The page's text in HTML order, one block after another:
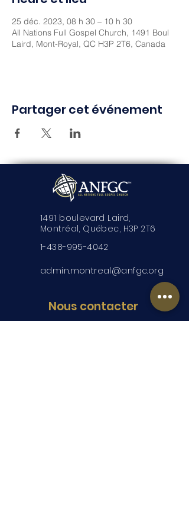
25 déc. 2023, 08 h 30 – 10 h 30
All Nations Full Gospel Church, 1491 Boul
Laird, Mont-Royal, QC H3P 2T6, Canada
Partager cet événement
1491 boulevard Laird,
Montréal, Québec, H3P 2T6
1-438-995-4042
admin.montreal@anfgc.org
Nous contacter